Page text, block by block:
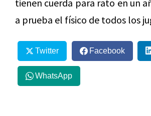
tienen cuerda para rato en un
a prueba el físico de todos los
Twitter Facebook
WhatsApp